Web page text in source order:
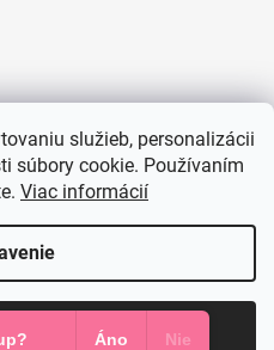
služieb, personalizácii
súbory cookie. Používaním
Viac informácií
Áno Nie